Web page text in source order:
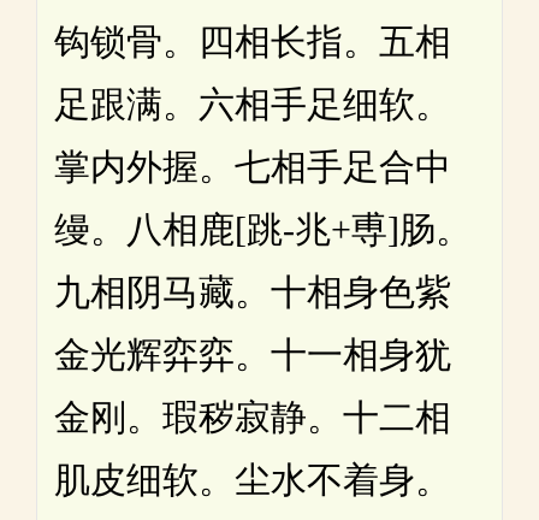
钩锁骨。四相长指。五相
足跟满。六相手足细软。
掌内外握。七相手足合中
缦。八相鹿[跳-兆+尃]肠。
九相阴马藏。十相身色紫
金光辉弈弈。十一相身犹
金刚。瑕秽寂静。十二相
肌皮细软。尘水不着身。